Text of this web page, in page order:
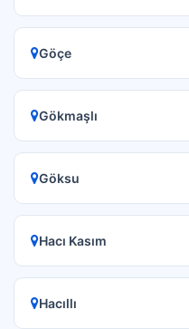
Göçe
Gökmaşlı
Göksu
Hacı Kasım
Hacıllı